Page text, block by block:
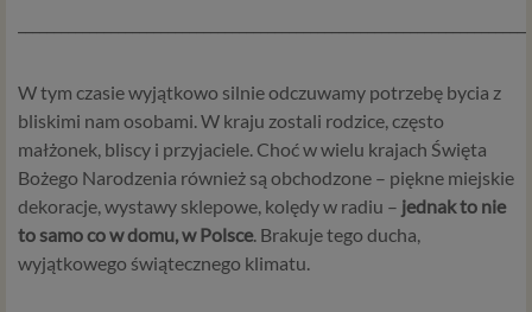
W tym czasie wyjątkowo silnie odczuwamy potrzebę bycia z
bliskimi nam osobami. W kraju zostali rodzice, często
małżonek, bliscy i przyjaciele. Choć w wielu krajach Święta
Bożego Narodzenia również są obchodzone – piękne miejskie
dekoracje, wystawy sklepowe, kolędy w radiu – jednak to nie
to samo co w domu, w Polsce. Brakuje tego ducha,
wyjątkowego świątecznego klimatu.